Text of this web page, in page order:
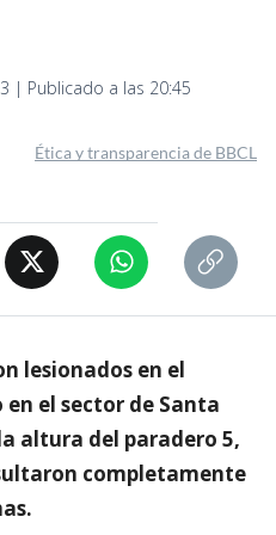
| Publicado a las 20:45
Ética y transparencia de BBCL
lesionados en el
el sector de Santa
altura del paradero 5,
completamente